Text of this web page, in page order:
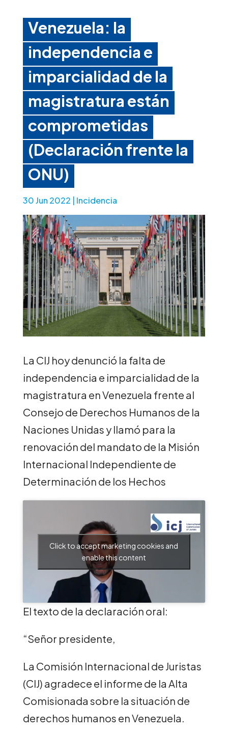
Venezuela: la
independencia e
imparcialidad de la
magistratura están
comprometidas
(Declaración frente la
ONU)
30 Jun 2022 Incidencia
La CIJ hoy denunció la falta de
independencia e imparcialidad de la
magistratura en Venezuela frente al
Consejo de Derechos Humanos de la
Naciones Unidas y llamó para la
renovación del mandato de la Misión
Internacional Independiente de
Determinación de los Hechos
Click to accept marketing cookies and
enable this content
El texto de la declaración oral:
“Señor presidente,
La Comisión Internacional de Juristas
(CIJ) agradece el informe de la Alta
Comisionada sobre la situación de
derechos humanos en Venezuela.